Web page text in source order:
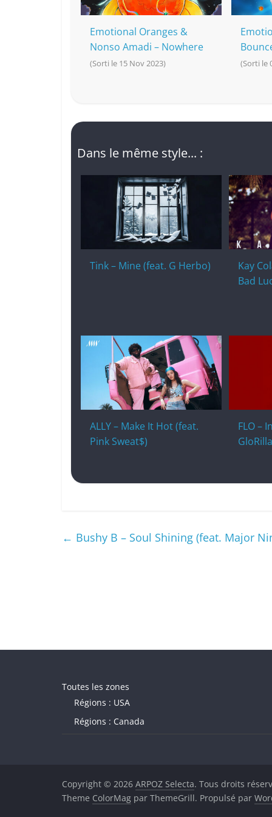
Emotional Oranges &
Nonso Amadi – Nowhere
(Sorti le 15 Nov 2023) (Sorti le
Dans le même style... :
Tink – Mine (feat. G Herbo)
Kay
Bad
ALLY – Make It Hot (feat.
Pink Sweat$)
FLO –
← Bushy B – Soul Shining (feat. Major
Toutes les zones
Régions : USA
Régions : Canada
Copyright © 2026 ARPOZ Selecta. Tous droits
Theme ColorMag par ThemeGrill. Propulsé par